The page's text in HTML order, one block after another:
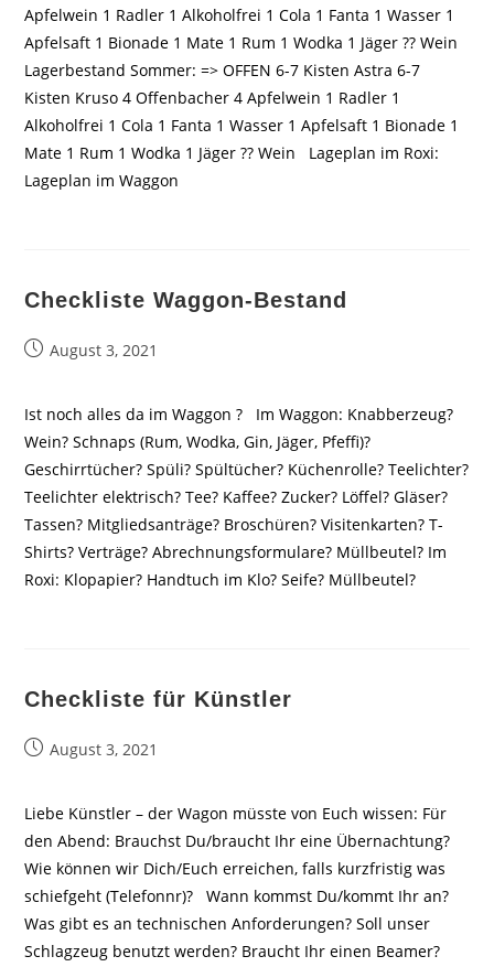
Apfelwein 1 Radler 1 Alkoholfrei 1 Cola 1 Fanta 1 Wasser 1
Apfelsaft 1 Bionade 1 Mate 1 Rum 1 Wodka 1 Jäger ?? Wein
Lagerbestand Sommer: => OFFEN 6-7 Kisten Astra 6-7
Kisten Kruso 4 Offenbacher 4 Apfelwein 1 Radler 1
Alkoholfrei 1 Cola 1 Fanta 1 Wasser 1 Apfelsaft 1 Bionade 1
Mate 1 Rum 1 Wodka 1 Jäger ?? Wein Lageplan im Roxi:
Lageplan im Waggon
Checkliste Waggon-Bestand
BeitragAugust 3, 2021
Ist noch alles da im Waggon ? Im Waggon: Knabberzeug?
Wein? Schnaps (Rum, Wodka, Gin, Jäger, Pfeffi)?
Geschirrtücher? Spüli? Spültücher? Küchenrolle? Teelichter?
Teelichter elektrisch? Tee? Kaffee? Zucker? Löffel? Gläser?
Tassen? Mitgliedsanträge? Broschüren? Visitenkarten? T-
Shirts? Verträge? Abrechnungsformulare? Müllbeutel? Im
Roxi: Klopapier? Handtuch im Klo? Seife? Müllbeutel?
Checkliste für Künstler
BeitragAugust 3, 2021
Liebe Künstler – der Wagon müsste von Euch wissen: Für
den Abend: Brauchst Du/braucht Ihr eine Übernachtung?
Wie können wir Dich/Euch erreichen, falls kurzfristig was
schiefgeht (Telefonnr)? Wann kommst Du/kommt Ihr an?
Was gibt es an technischen Anforderungen? Soll unser
Schlagzeug benutzt werden? Braucht Ihr einen Beamer?